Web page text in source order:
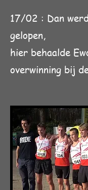
17/02 : Dan
gelopen,
hier behaalde
overwinning bij